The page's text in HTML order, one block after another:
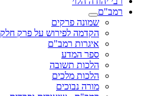
רמב"ם
שמונה פרקים
הקדמה לפירוש על פרק חלק
איגרות רמב"ם
ספר המדע
הלכות תשובה
הלכות מלכים
מורה נבוכים